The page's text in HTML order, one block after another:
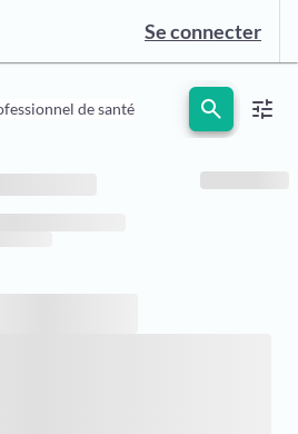
Se connecter
de santé search tune